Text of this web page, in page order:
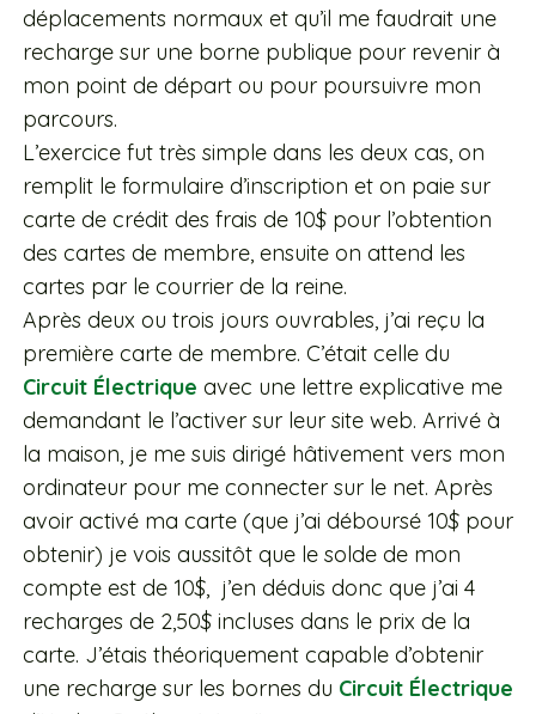
déplacements normaux et qu’il me faudrait une
recharge sur une borne publique pour revenir à
mon point de départ ou pour poursuivre mon
parcours.
L’exercice fut très simple dans les deux cas, on
remplit le formulaire d’inscription et on paie sur
carte de crédit des frais de 10$ pour l’obtention
des cartes de membre, ensuite on attend les
cartes par le courrier de la reine.
Après deux ou trois jours ouvrables, j’ai reçu la
première carte de membre. C’était celle du
Circuit Électrique avec une lettre explicative me
demandant le l’activer sur leur site web. Arrivé à
la maison, je me suis dirigé hâtivement vers mon
ordinateur pour me connecter sur le net. Après
avoir activé ma carte (que j’ai déboursé 10$ pour
obtenir) je vois aussitôt que le solde de mon
compte est de 10$, j’en déduis donc que j’ai 4
recharges de 2,50$ incluses dans le prix de la
carte. J’étais théoriquement capable d’obtenir
une recharge sur les bornes du Circuit Électrique